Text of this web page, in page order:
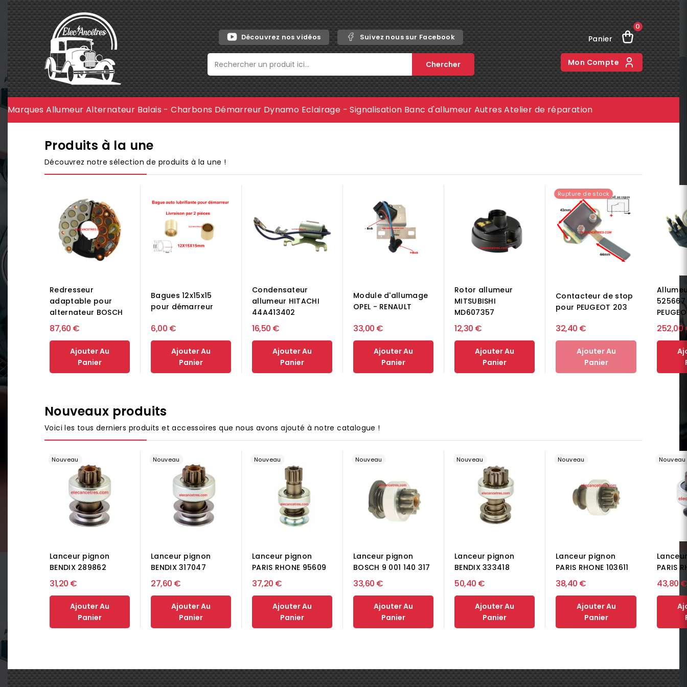
Découvrez nos vidéos Suivez nous sur Facebook
Chercher
Panier
0
Mon Compte
Marques Allumeur Alternateur Balais - Charbons Démarreur Dynamo Eclairage - Signalisation Banc d'allumeur Autres Atelier de réparation
Produits à la une
Découvrez notre sélection de produits à la une !
Redresseur
adaptable pour
alternateur BOSCH
87,60 €
Ajouter Au
Panier
Bagues 12x15x15
pour démarreur
6,00 €
Ajouter Au
Panier
Condensateur
allumeur HITACHI
44A413402
16,50 €
Ajouter Au
Panier
Module d'allumage
OPEL - RENAULT
33,00 €
Ajouter Au
Panier
Rotor allumeur
MITSUBISHI
MD607357
12,30 €
Ajouter Au
Panier
Rupture de stock
Contacteur de stop
pour PEUGEOT 203
32,40 €
Ajouter Au
Panier
252,00
Nouveaux produits
Voici les tous derniers produits et accessoires que nous avons ajouté à notre catalogue !
Nouveau
Lanceur pignon
BENDIX 289862
31,20 €
Ajouter Au
Panier
Nouveau
Lanceur pignon
BENDIX 317047
27,60 €
Ajouter Au
Panier
Nouveau
Lanceur pignon
PARIS RHONE 95609
37,20 €
Ajouter Au
Panier
Nouveau
Lanceur pignon
BOSCH 9 001 140 317
33,60 €
Ajouter Au
Panier
Nouveau
Lanceur pignon
BENDIX 333418
50,40 €
Ajouter Au
Panier
Nouveau
Lanceur pignon
PARIS RHONE 103611
38,40 €
Ajouter Au
Panier
Nouveau
PARIS
43,80 €